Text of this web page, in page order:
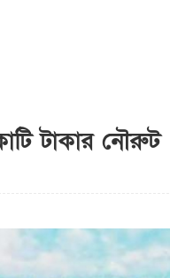
টাকার নৌরুট